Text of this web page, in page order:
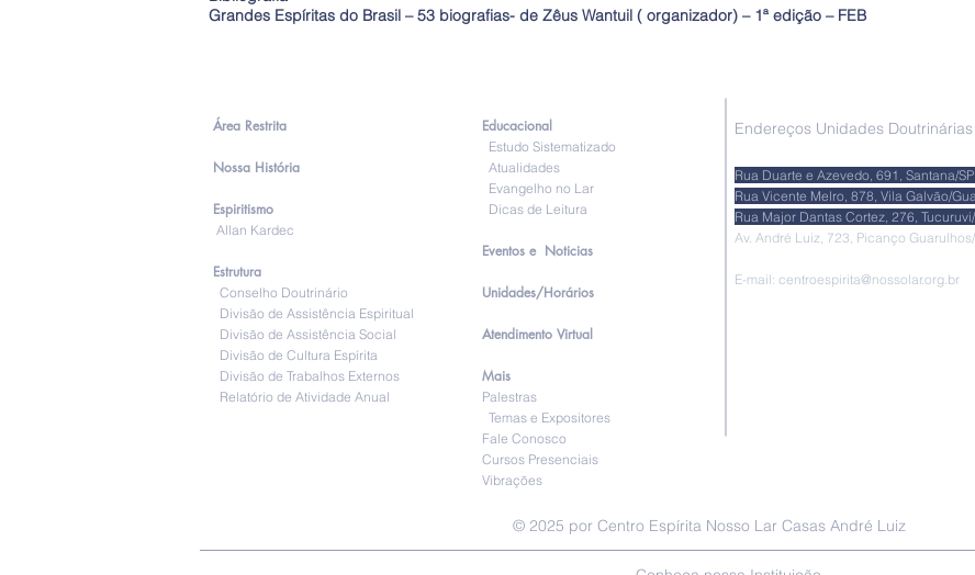
Grandes Espíritas do Brasil – 53 biografias- de Zêus Wantuil ( organizador) – 1ª edição – FEB
Área Restrita
Nossa História
Espiritismo
Allan Kardec
Estrutura
Conselho Doutrinário
Divisão de Assistência Espiritual
Divisão de Assistência Social
Divisão de Cultura Espírita
Divisão de Trabalhos Externos
Relatório de Atividade Anual
Endereços Unidades Doutrinárias
Rua Duarte e Azevedo, 691,
Rua Vicente Melro, 878, Vila Galvão/
Rua Major Dantas Cortez, 276,
Av. André Luiz, 723, Picanço
E-mail: centroespirita@nossolar.org.br
Educacional
Estudo Sistematizado
Atualidades
Evangelho no Lar
Dicas de Leitura
Eventos e Noticias
Unidades/Horários
Atendimento Virtual
Mais
Palestras
Temas e Expositores
Fale Conosco
Cursos Presenciais
Vibrações
© 2025 por Centro Espírita Nosso Lar Casas André Luiz